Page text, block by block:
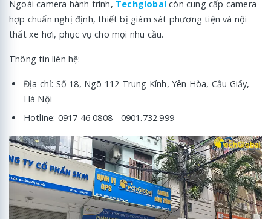
Ngoài camera hành trình, Techglobal còn cung cấp camera
hợp chuẩn nghị định, thiết bị giám sát phương tiện và nội
thất xe hơi, phục vụ cho mọi nhu cầu.
Thông tin liên hệ:
Địa chỉ: Số 18, Ngõ 112 Trung Kính, Yên Hòa, Cầu Giấy,
Hà Nội
Hotline: 0917 46 0808 - 0901.732.999